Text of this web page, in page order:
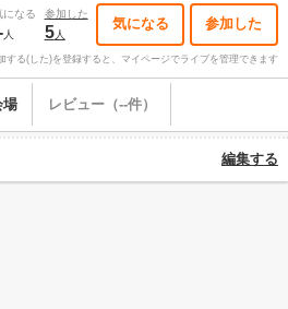
になる
人
参加した
5人
気になる 参加した
する(した)を登録すると、マイページでライブを管理できます
場 レビュー（--件）
編集する